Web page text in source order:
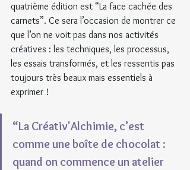
quatrième édition est “La face cachée des
carnets”. Ce sera l’occasion de montrer ce
que l’on ne voit pas dans nos activités
créatives : les techniques, les processus,
les essais transformés, et les ressentis pas
toujours très beaux mais essentiels à
exprimer !
“La Créativ'Alchimie, c’est
comme une boîte de chocolat :
quand on commence un atelier